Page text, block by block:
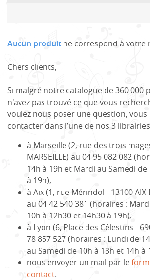
Aucun produit ne correspond à votre
Chers clients,
Si malgré notre catalogue de 360 000
n'avez pas trouvé ce que vous
voulez nous poser une question, vous
contacter dans l’une de nos 3
à Marseille (2, rue des trois
MARSEILLE) au 04 95 082 082
14h à 19h et Mardi au Samedi de
à 19h),
à Aix (1, rue Mérindol - 13100 AIX
au 04 42 540 381 (horaires :
10h à 12h30 et 14h30 à 19h),
à Lyon (6, Place des Célestins -
78 857 527 (horaires : Lundi de
au Samedi de 10h à 13h et 14h à
nous envoyer un mail par le
contact.